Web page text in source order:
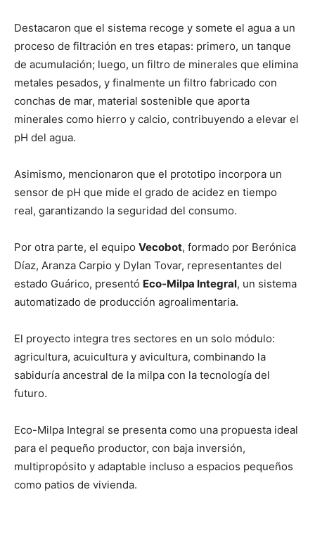
Destacaron que el sistema recoge y somete el agua a un
proceso de filtración en tres etapas: primero, un tanque
de acumulación; luego, un filtro de minerales que elimina
metales pesados, y finalmente un filtro fabricado con
conchas de mar, material sostenible que aporta
minerales como hierro y calcio, contribuyendo a elevar el
pH del agua.
Asimismo, mencionaron que el prototipo incorpora un
sensor de pH que mide el grado de acidez en tiempo
real, garantizando la seguridad del consumo.
Por otra parte, el equipo Vecobot, formado por Berónica
Díaz, Aranza Carpio y Dylan Tovar, representantes del
estado Guárico, presentó Eco-Milpa Integral, un sistema
automatizado de producción agroalimentaria.
El proyecto integra tres sectores en un solo módulo:
agricultura, acuicultura y avicultura, combinando la
sabiduría ancestral de la milpa con la tecnología del
futuro.
Eco-Milpa Integral se presenta como una propuesta ideal
para el pequeño productor, con baja inversión,
multipropósito y adaptable incluso a espacios pequeños
como patios de vivienda.